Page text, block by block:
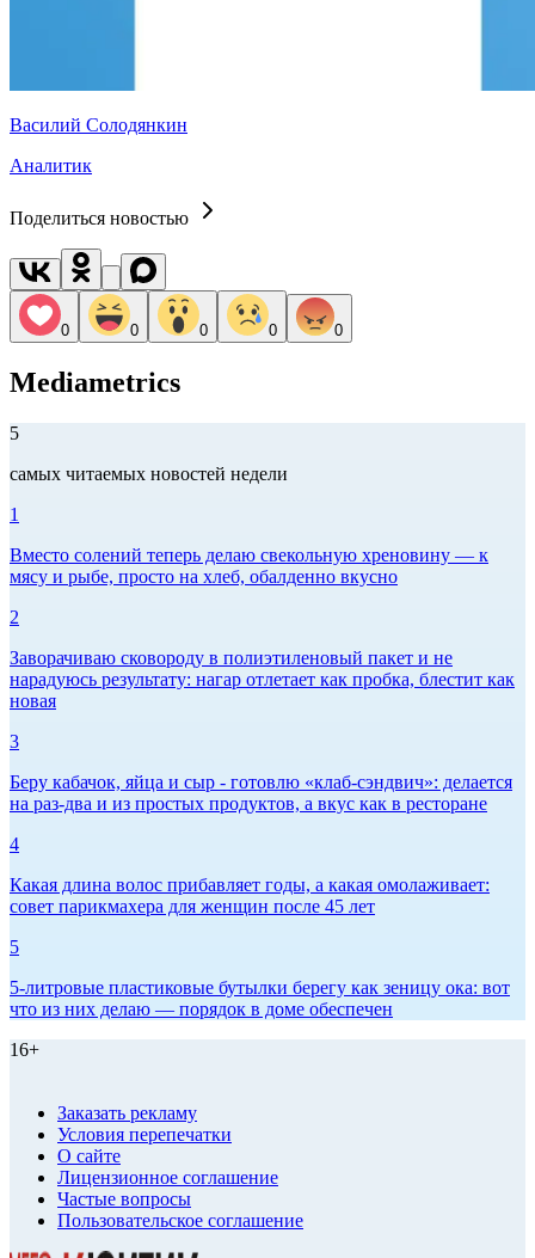
Василий Солодянкин
Аналитик
Поделиться новостью
0 0 0 0 0
Mediametrics
5
самых читаемых новостей недели
1
Вместо солений теперь делаю свекольную хреновину — к
мясу и рыбе, просто на хлеб, обалденно вкусно
2
Заворачиваю сковороду в полиэтиленовый пакет и не
нарадуюсь результату: нагар отлетает как пробка, блестит как
новая
3
Беру кабачок, яйца и сыр - готовлю «клаб-сэндвич»: делается
на раз-два и из простых продуктов, а вкус как в ресторане
4
Какая длина волос прибавляет годы, а какая омолаживает:
совет парикмахера для женщин после 45 лет
5
5-литровые пластиковые бутылки берегу как зеницу ока: вот
что из них делаю — порядок в доме обеспечен
16+
Заказать рекламу
Условия перепечатки
О сайте
Лицензионное соглашение
Частые вопросы
Пользовательское соглашение